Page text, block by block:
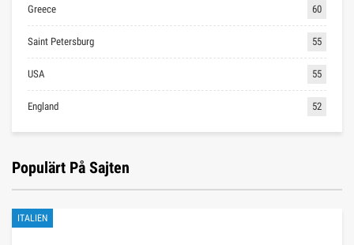
Greece 60
Saint Petersburg 55
USA 55
England 52
Populärt På Sajten
ITALIEN